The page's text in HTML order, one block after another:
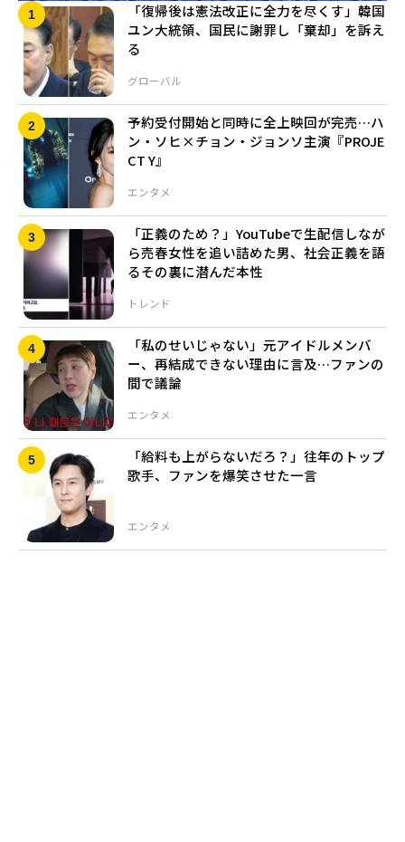
グローバル
「復帰後は憲法改正に全力を尽くす」韓国
ユン大統領、国民に謝罪し「棄却」を訴え
る
エンタメ
予約受付開始と同時に全上映回が完売…ハ
ン・ソヒ×チョン・ジョンソ主演『PROJE
CT Y』
トレンド
「正義のため？」YouTubeで生配信しなが
ら売春女性を追い詰めた男、社会正義を語
るその裏に潜んだ本性
エンタメ
「私のせいじゃない」元アイドルメンバ
ー、再結成できない理由に言及…ファンの
間で議論
エンタメ
「給料も上がらないだろ？」往年のトップ
歌手、ファンを爆笑させた一言